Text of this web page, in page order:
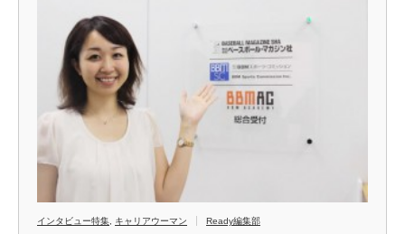
インタビュー特集 キャリアウーマン Ready編集部